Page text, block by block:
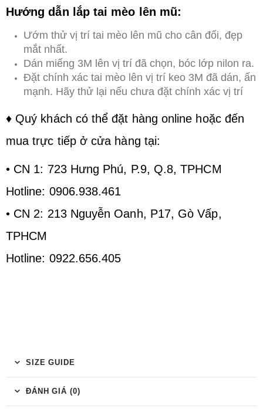
Hướng dẫn lắp tai mèo lên mũ:
Ướm thử vị trí tai mèo lên mũ cho cân đối, đẹp
mắt nhất.
Dán miếng 3M lên vị trí đã chọn, bóc lớp nilon ra.
Đặt chính xác tai mèo lên vị trí keo 3M đã dán, ấn
mạnh. Hãy thử lại nếu chưa đặt chính xác vị trí
♦ Quý khách có thể đặt hàng online hoặc đến
mua trực tiếp ở cửa hàng tại:
• CN 1: 723 Hưng Phú, P.9, Q.8, TPHCM
Hotline: 0906.938.461
• CN 2: 213 Nguyễn Oanh, P17, Gò Vấp,
TPHCM
Hotline: 0922.656.405
SIZE GUIDE
ĐÁNH GIÁ (0)